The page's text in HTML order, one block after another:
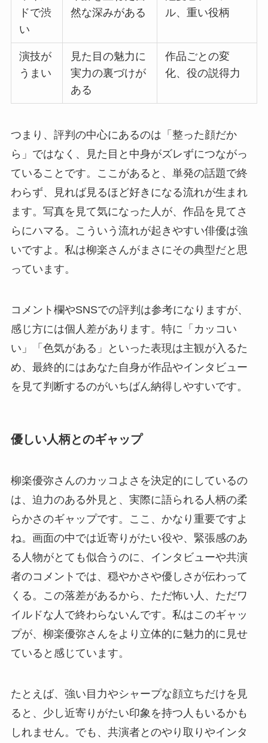
ドで渋
い
然な深みがある
ル、重い役柄
演技が
うまい
見た目の魅力に
実力の裏づけが
ある
作品ごとの変
化、役の説得力
つまり、評判の中心にあるのは「整った顔だか
ら」ではなく、見た目と中身がズレずにつながっ
ていることです。ここがあると、単発の話題で終
わらず、見れば見るほど好きになる流れが生まれ
ます。写真を見て気になった人が、作品を見てさ
らにハマる。こういう流れが起きやすい俳優は強
いですよ。私は柳楽さんがまさにその典型だと思
っています。
コメント欄やSNSでの評判は参考になりますが、
感じ方には個人差があります。特に「カッコい
い」「色気がある」といった表現は主観が入るた
め、最終的にはあなた自身が作品やインタビュー
を見て判断するのがいちばん納得しやすいです。
優しい人柄とのギャップ
柳楽優弥さんのカッコよさを決定的にしているの
は、迫力のある外見と、実際に語られる人柄の柔
らかさのギャップです。ここ、かなり重要ですよ
ね。画面の中では近寄りがたい役や、緊張感のあ
る人物がとても似合うのに、インタビューや共演
者のコメントでは、穏やかさや優しさが伝わって
くる。この落差があるから、ただ怖い人、ただワ
イルドな人で終わらないんです。私はこのギャッ
プが、柳楽優弥さんをより立体的に魅力的に見せ
ていると感じています。
たとえば、強い目力やシャープな顔立ちだけを見
ると、少し近寄りがたい印象を持つ人もいるかも
しれません。でも、共演者とのやり取りやインタ